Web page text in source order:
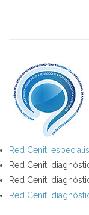
Red Cenit,
Red Cenit,
Red Cenit,
Red Cenit,